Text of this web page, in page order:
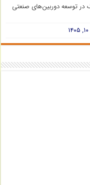
در توسعه دوربین‌های صنعتی